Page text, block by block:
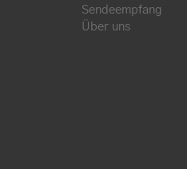
Sendeempfang
Über uns